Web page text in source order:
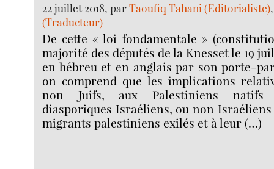
22 juillet 2018, parTaoufiq Tahani (Editorialiste)
(Traducteur)
De cette « loi fondamentale »
majorité des députés de la Knesset le 19
en hébreu et en anglais par son porte-
on comprend que les implications
non Juifs, aux Palestiniens natifs
diasporiques Israéliens, ou non
migrants palestiniens exilés et à leur (…)